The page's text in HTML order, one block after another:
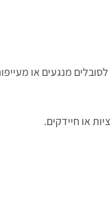
מנגעים או
או חיידקים.